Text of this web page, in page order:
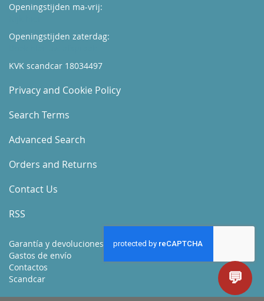
Openingstijden ma-vrij:
Openingstijden zaterdag:
KVK scandcar 18034497
Privacy and Cookie Policy
Search Terms
Advanced Search
Orders and Returns
Contact Us
RSS
Garantía y devoluciones
Gastos de envío
Contactos
Scandcar
💬